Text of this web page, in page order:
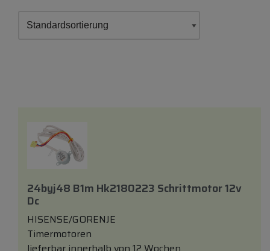
24byj48 B1m Hk2180223 Schrittmotor 12v
Dc
HISENSE/GORENJE
Timermotoren